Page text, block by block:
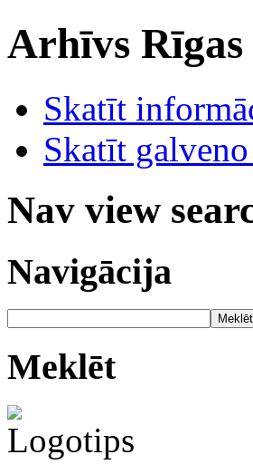
Arhīvs
Skatīt
Skatīt
Nav view
Navigācija
Meklēt
Meklēt